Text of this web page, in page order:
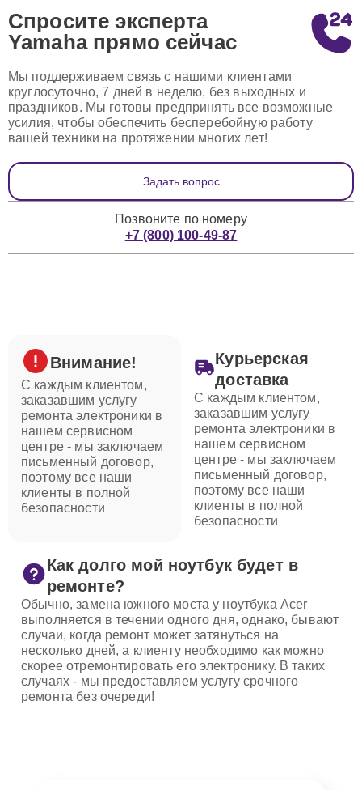
Спросите эксперта
Yamaha прямо сейчас
Мы поддерживаем связь с нашими клиентами
круглосуточно, 7 дней в неделю, без выходных и
праздников. Мы готовы предпринять все возможные
усилия, чтобы обеспечить бесперебойную работу
вашей техники на протяжении многих лет!
Задать вопрос
Позвоните по номеру
+7 (800) 100-49-87
Внимание!
С каждым клиентом,
заказавшим услугу
ремонта электроники в
нашем сервисном
центре - мы заключаем
письменный договор,
поэтому все наши
клиенты в полной
безопасности
Курьерская
доставка
С каждым клиентом,
заказавшим услугу
ремонта электроники в
нашем сервисном
центре - мы заключаем
письменный договор,
поэтому все наши
клиенты в полной
безопасности
Как долго мой ноутбук будет в
ремонте?
Обычно, замена южного моста у ноутбука Acer
выполняется в течении одного дня, однако, бывают
случаи, когда ремонт может затянуться на
несколько дней, а клиенту необходимо как можно
скорее отремонтировать его электронику. В таких
случаях - мы предоставляем услугу срочного
ремонта без очереди!